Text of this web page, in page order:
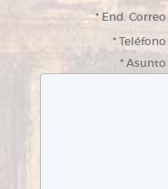
* End. Correo
* Teléfono
* Asunto